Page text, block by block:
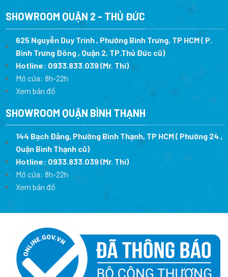
SHOWROOM QUẬN 2 - THỦ ĐỨC
625 Nguyễn Duy Trinh , Phường Bình Trưng, TP HCM ( P.
Bình Trưng Đông , Quận 2, TP.Thủ Đức cũ)
Hotline: 0933.833.039(Mr. Thi)
Mở cửa: 8h-22h
Xem bản đồ
SHOWROOM QUẬN BÌNH THẠNH
144 Bạch Đằng, Phường Bình Thạnh, TP HCM ( Phường 24 ,
Quận Bình Thạnh cũ)
Hotline: 0933.833.039(Mr. Thi)
Mở cửa: 8h-22h
Xem bản đồ